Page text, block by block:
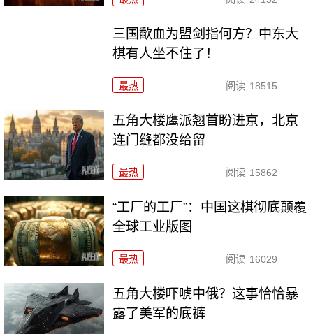
三国歃血为盟剑指何方？中东大
棋有人坐不住了！
最热 阅读 18515
五角大楼鹰派翘首盼进京，北京
连门缝都没给留
最热 阅读 15862
“工厂的工厂”：中国这棋彻底颠覆
全球工业版图
最热 阅读 16029
五角大楼吓唬中俄？这事恰恰暴
露了美军的底裤